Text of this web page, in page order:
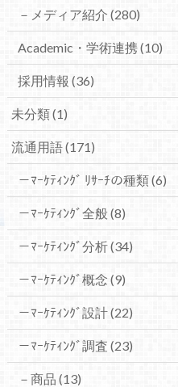
－メディア紹介 (280)
Academic・学術連携(10)
採用情報 (36)
未分類(1)
流通用語(171)
－ﾏｰｹﾃｨﾝｸﾞ ﾘｻｰﾁの種類(6)
－ﾏｰｹﾃｨﾝｸﾞ全般(8)
－ﾏｰｹﾃｨﾝｸﾞ分析(34)
－ﾏｰｹﾃｨﾝｸﾞ概念 (9)
－ﾏｰｹﾃｨﾝｸﾞ設計(22)
－ﾏｰｹﾃｨﾝｸﾞ調査 (23)
－商品 (13)